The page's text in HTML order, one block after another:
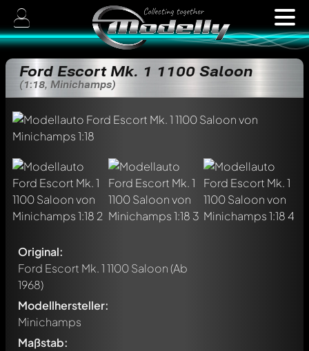
Ford Escort Mk. 1 1100 Saloon
(1:18, Minichamps)
Original:
Ford Escort Mk. 1 1100 Saloon(Ab
1968)
Modellhersteller:
Minichamps
Maßstab: